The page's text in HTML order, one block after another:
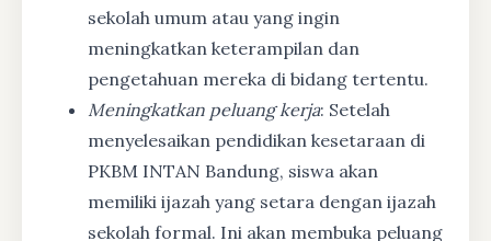
sekolah umum atau yang ingin
meningkatkan keterampilan dan
pengetahuan mereka di bidang tertentu.
Meningkatkan peluang kerja: Setelah
menyelesaikan pendidikan kesetaraan di
PKBM INTAN Bandung, siswa akan
memiliki ijazah yang setara dengan ijazah
sekolah formal. Ini akan membuka peluang